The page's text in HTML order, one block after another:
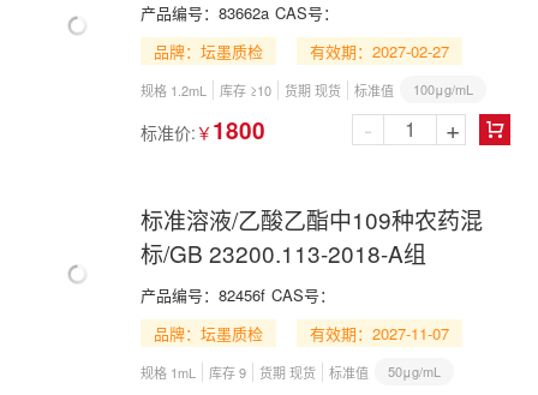
产品编号： 83662a CAS号：
品牌：坛墨质检
有效期：2027-02-27
规格 1.2mL 库存 ≥10 货期 现货 标准值 100μg/mL
标准价: ￥ 1800 
- +
标准溶液/乙酸乙酯中109种农药混
标/GB 23200.113-2018-A组
产品编号： 82456f CAS号：
品牌：坛墨质检
有效期：2027-11-07
规格 1mL 库存 9 货期 现货 标准值 50μg/mL